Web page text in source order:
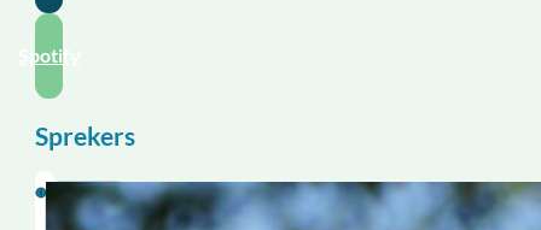
Spotify
Sprekers